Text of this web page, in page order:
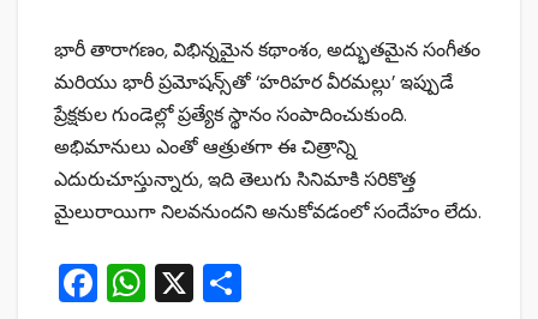
భారీ తారాగణం, విభిన్నమైన కథాంశం, అద్భుతమైన సంగీతం
మరియు భారీ ప్రమోషన్స్‌తో ‘హరిహర వీరమల్లు’ ఇప్పుడే
ప్రేక్షకుల గుండెల్లో ప్రత్యేక స్థానం సంపాదించుకుంది.
అభిమానులు ఎంతో ఆత్రుతగా ఈ చిత్రాన్ని
ఎదురుచూస్తున్నారు, ఇది తెలుగు సినిమాకి సరికొత్త
మైలురాయిగా నిలవనుందని అనుకోవడంలో సందేహం లేదు.
F W X